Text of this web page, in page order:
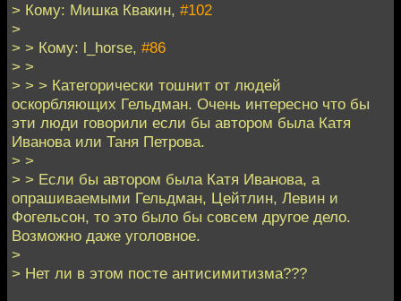
> Кому: Мишка Квакин, #102
>
> > Кому: l_horse, #86
> >
> > > Категорически тошнит от людей
оскорбляющих Гельдман. Очень интересно что бы
эти люди говорили если бы автором была Катя
Иванова или Таня Петрова.
> >
> > Если бы автором была Катя Иванова, а
опрашиваемыми Гельдман, Цейтлин, Левин и
Фогельсон, то это было бы совсем другое дело.
Возможно даже уголовное.
>
> Нет ли в этом посте антисимитизма???